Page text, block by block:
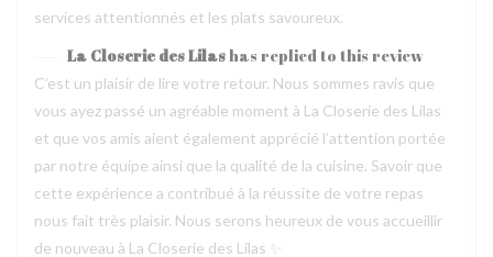
services attentionnés et les plats savoureux.
La Closerie des Lilashas replied to this review
C’est un plaisir de lire votre retour. Nous sommes ravis que
vous ayez passé un agréable moment à La Closerie des Lilas
et que vos amis aient également apprécié l’attention portée
par notre équipe ainsi que la qualité de la cuisine. Savoir que
cette expérience a contribué à la réussite de votre repas
nous fait très plaisir. Nous serons heureux de vous accueillir
de nouveau à La Closerie des Lilas ✨